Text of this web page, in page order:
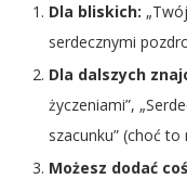
Dla bliskich:
serdecznymi
Dla dalszych
życzeniami”,
szacunku” (choć
Możesz dodać